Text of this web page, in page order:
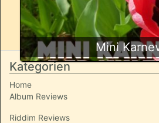
Mini
Kategorien
Home
Album Reviews
Riddim Reviews